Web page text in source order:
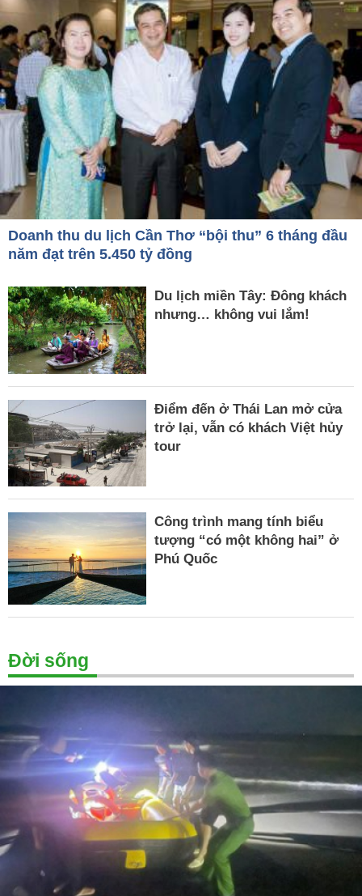
Doanh thu du lịch Cần Thơ “bội thu” 6 tháng đầu
năm đạt trên 5.450 tỷ đồng
Du lịch miền Tây: Đông khách
nhưng… không vui lắm!
Điểm đến ở Thái Lan mở cửa
trở lại, vẫn có khách Việt hủy
tour
Công trình mang tính biểu
tượng “có một không hai” ở
Phú Quốc
Đời sống